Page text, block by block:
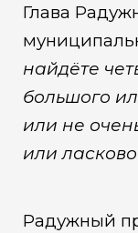
Глава
найдёте
большого
или не
или
Радужный